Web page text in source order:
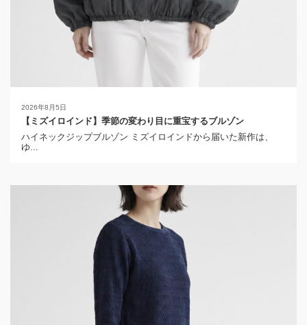
2026年8月5日
【ミズイロインド】季節の変わり目に重宝するブルゾン
ハイネックジップブルゾン ミズイロインドから届いた新作は、
ゆ...